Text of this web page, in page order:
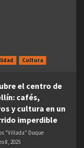
Cultura
el centro de
cafés,
y cultura en un
imperdible
"Villada" Duque
8, 2025